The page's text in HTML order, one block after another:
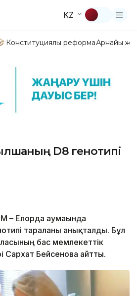
KZ
Конституциялық реформаАрнайы
D8 генотипі
– Елорда аумағында
таралғаны анықталды. Бұл
бас мемлекеттік
Сархат Бейсенова айтты.